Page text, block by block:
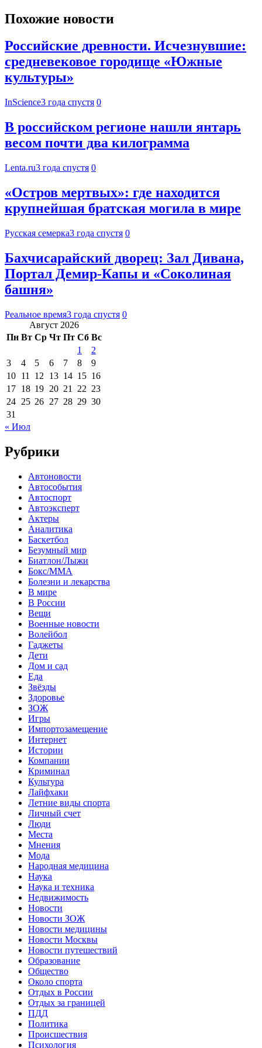
Похожие новости
Российские древности. Исчезнувшие:
средневековое городище «Южные
культуры»
InScience3 года спустя 0
В российском регионе нашли янтарь
весом почти два килограмма
Lenta.ru3 года спустя 0
«Остров мертвых»: где находится
крупнейшая братская могила в мире
Русская семерка3 года спустя 0
Бахчисарайский дворец: Зал Дивана,
Портал Демир-Капы и «Соколиная
башня»
Реальное время3 года спустя 0
Август 2026
Пн Вт Ср Чт Пт Сб Вс
1
2
3
4 5 6 7 8
9
10 11 12 13 14 15 16
17 18 19 20 21 22 23
24 25 26 27 28 29 30
31
« Июл
Рубрики
Автоновости
Автособытия
Автоспорт
Автоэксперт
Актеры
Аналитика
Баскетбол
Безумный мир
Биатлон/Лыжи
Бокс/MMA
Болезни и лекарства
В мире
В России
Вещи
Военные новости
Волейбол
Гаджеты
Дети
Дом и сад
Еда
Звёзды
Здоровье
ЗОЖ
Игры
Импортозамещение
Интернет
Истории
Компании
Криминал
Культура
Лайфхаки
Летние виды спорта
Личный счет
Люди
Места
Мнения
Мода
Народная медицина
Наука
Наука и техника
Недвижимость
Новости
Новости ЗОЖ
Новости медицины
Новости Москвы
Новости путешествий
Образование
Общество
Около спорта
Отдых в России
Отдых за границей
ПДД
Политика
Происшествия
Психология